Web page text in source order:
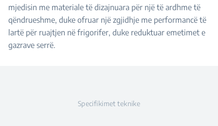
mjedisin me materiale të dizajnuara për një të ardhme të
qëndrueshme, duke ofruar një zgjidhje me performancë të
lartë për ruajtjen në frigorifer, duke reduktuar emetimet e
gazrave serrë.
Specifikimet teknike